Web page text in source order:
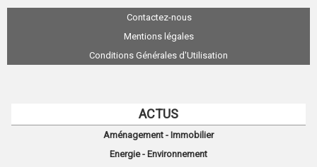
Contactez-nous
Mentions légales
Conditions Générales d'Utilisation
ACTUS
Aménagement - Immobilier
Energie - Environnement